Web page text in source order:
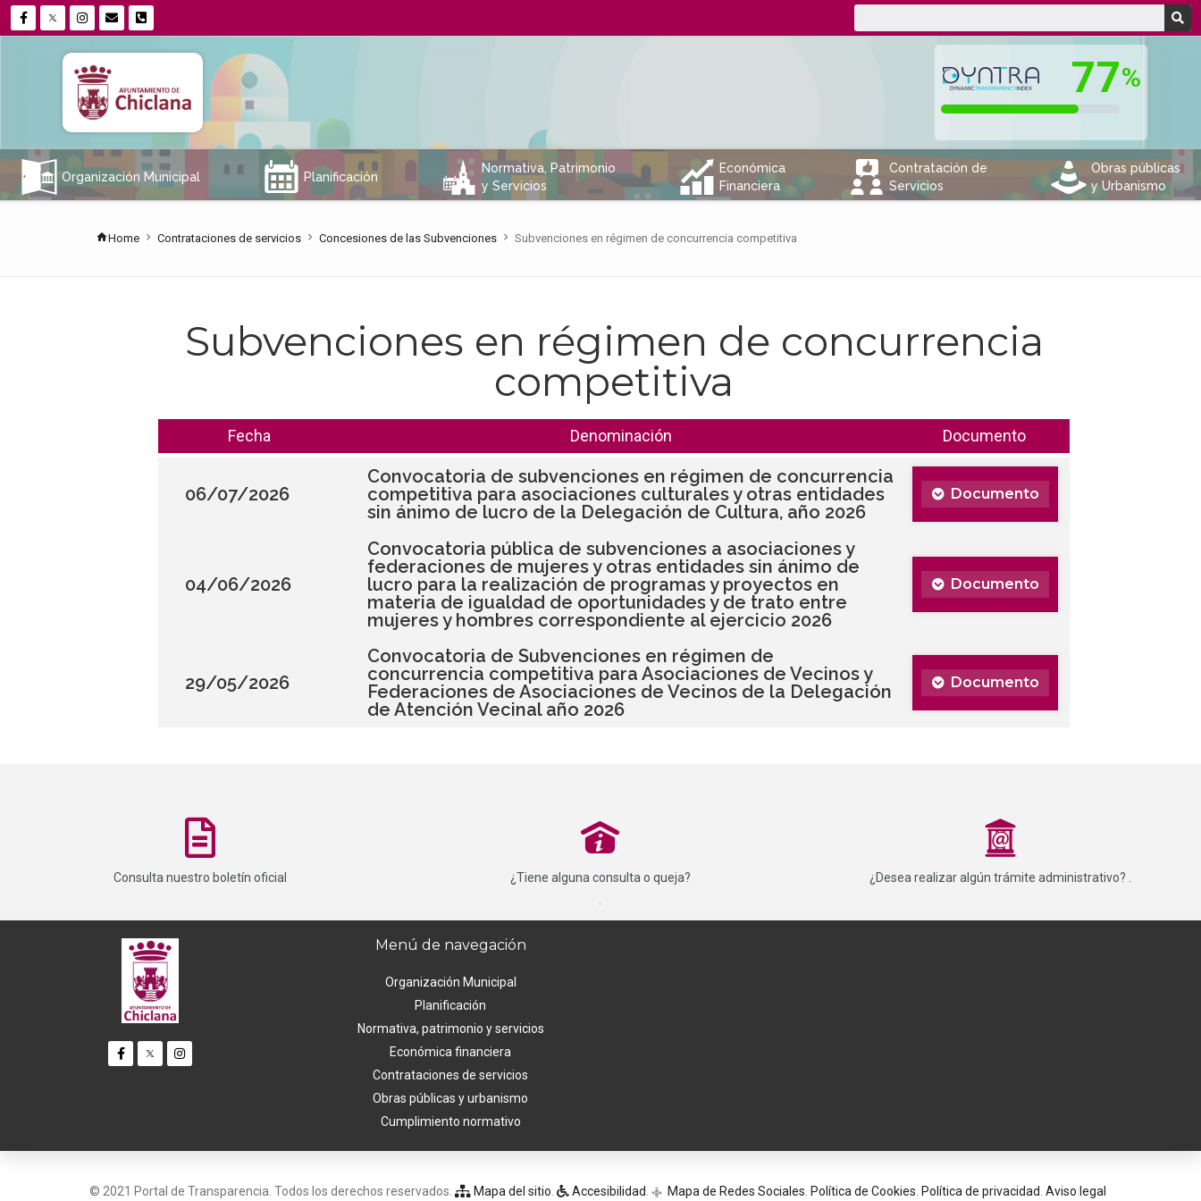
A Organización Municipal E Planificación C Normativa, Patrimonio
y Servicios
Q Económica
Financiera
V
Contratación de
Servicios
e Obras públicas
y Urbanismo
Home Contrataciones de servicios Concesiones de las Subvenciones Subvenciones en régimen de concurrencia competitiva
Subvenciones en régimen de concurrencia
competitiva
Fecha Denominación Documento
06/07/2026
Convocatoria de subvenciones en régimen de concurrencia
competitiva para asociaciones culturales y otras entidades
sin ánimo de lucro de la Delegación de Cultura, año 2026
Documento
04/06/2026
Convocatoria pública de subvenciones a asociaciones y
federaciones de mujeres y otras entidades sin ánimo de
lucro para la realización de programas y proyectos en
materia de igualdad de oportunidades y de trato entre
mujeres y hombres correspondiente al ejercicio 2026
Documento
29/05/2026
Convocatoria de Subvenciones en régimen de
concurrencia competitiva para Asociaciones de Vecinos y
Federaciones de Asociaciones de Vecinos de la Delegación
de Atención Vecinal año 2026
Documento
Consulta nuestro boletín oficial
P
¿Tiene alguna consulta o queja?
_
¿Desea realizar algún trámite administrativo? .
Menú de navegación
Organización Municipal
Planificación
Normativa, patrimonio y servicios
Económica financiera
Contrataciones de servicios
Obras públicas y urbanismo
Cumplimiento normativo
© 2021 Portal de Transparencia. Todos los derechos reservados. Mapa del sitio Accesibilidad q Mapa de Redes Sociales Política de Cookies Política de privacidad Aviso legal